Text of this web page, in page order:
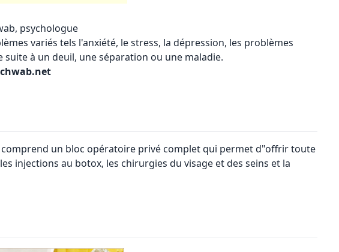
psychologue
variés tels l'anxiété, le stress, la dépression, les problèmes
à un deuil, une séparation ou une maladie.
un bloc opératoire privé complet qui permet d"offrir toute
injections au botox, les chirurgies du visage et des seins et la